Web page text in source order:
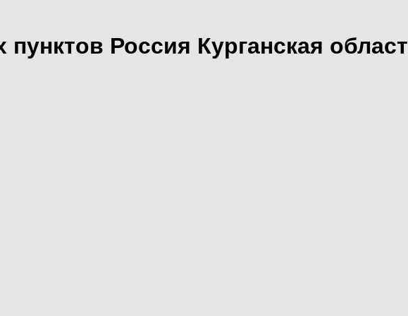
Россия Курганская